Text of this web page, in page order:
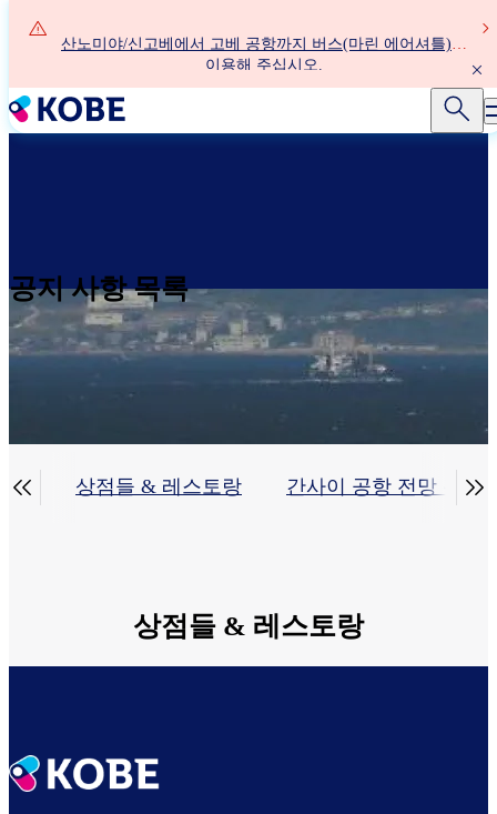
텐
츠
로
산노미야/신고베에서 고베 공항까지 버스(마린 에어셔틀)를
이용해 주십시오.
공지 사항 목록
장) 상점들 & 레스토랑 간사이 공항 전망 홀
 
상점들 & 레스토랑